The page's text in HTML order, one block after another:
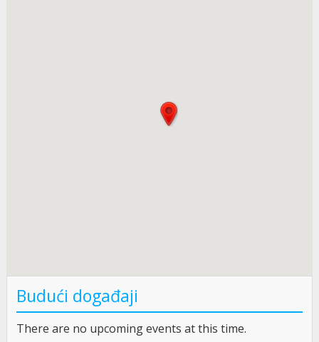
Budući događaji
There are no upcoming events at this time.